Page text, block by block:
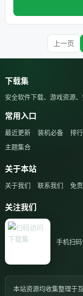
上一页
下载集
安全软件下载、游戏资源
常用入口
最近更新 装机必备
排
主题集合
关于本站
关于我们 联系我们 免
关注我们
手机扫
本站资源均收集整理于